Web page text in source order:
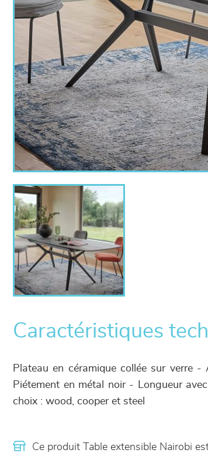
Caractéristiques
Plateau en céramique collée sur verre
Piétement en métal noir - Longueur
choix : wood, cooper et steel
Ce produit Table extensible Nairobi